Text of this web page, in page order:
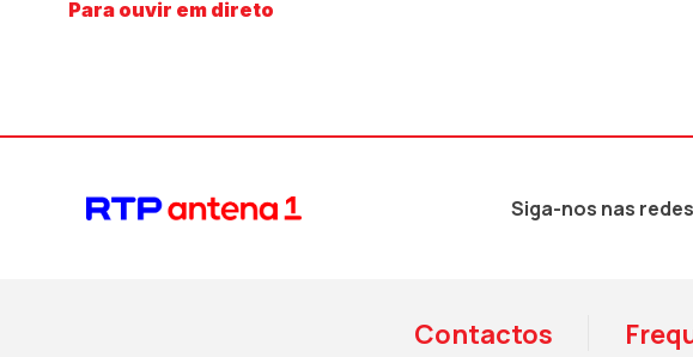
Para ouvir em direto
Siga-nos nas
Contactos